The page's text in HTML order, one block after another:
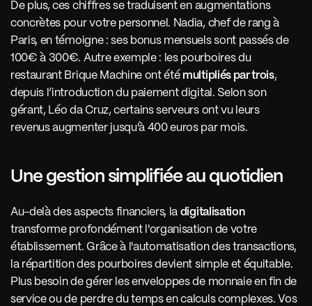
De plus, ces chiffres se traduisent en augmentations
concrètes pour votre personnel. Nadia, chef de rang à
Paris, en témoigne : ses bonus mensuels sont passés de
100€ à 300€. Autre exemple : les pourboires du
restaurant Brique Machine ont été multipliés par trois,
depuis l’introduction du paiement digital. Selon son
gérant, Léo da Cruz, certains serveurs ont vu leurs
revenus augmenter jusqu'à 400 euros par mois.
Une gestion simplifiée au quotidien
Au-delà des aspects financiers, la
digitalisation
transforme profondément l'organisation de votre
établissement. Grâce à l'automatisation des transactions,
la répartition des pourboires devient simple et équitable.
Plus besoin de gérer les enveloppes de monnaie en fin de
service ou de perdre du temps en calculs complexes. Vos